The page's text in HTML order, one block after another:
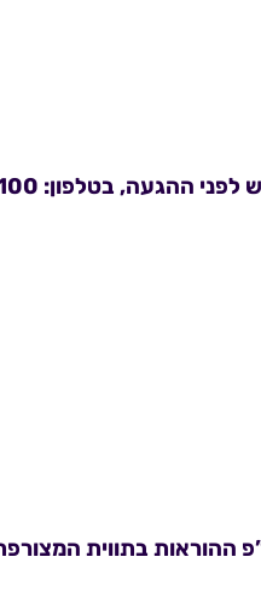
בטלפון: 0527147100
ההוראות בתווית